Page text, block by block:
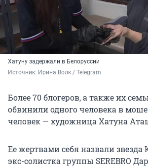
Хатуну задержали в Белоруссии
Источник: Ирина Волк / Telegram
Более 70 блогеров, а также их
обвинили одного человека в
человек — художница Хатуна
Ее жертвами себя назвали звезда
экс-солистка группы SEREBRO